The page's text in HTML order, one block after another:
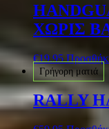
ΧΩΡΙΣ
€19.95
Γρήγορη ματιά
RALLY